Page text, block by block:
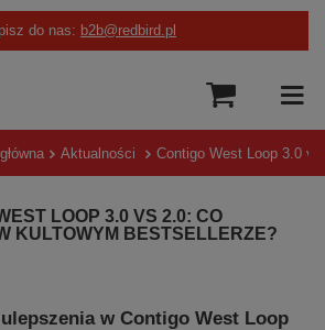
do nas: b2b@redbird.pl
Aktualności Contigo West Loop 3.0
LOOP 3.0 VS 2.0: CO
KULTOWYM BESTSELLERZE?
w Contigo West Loop